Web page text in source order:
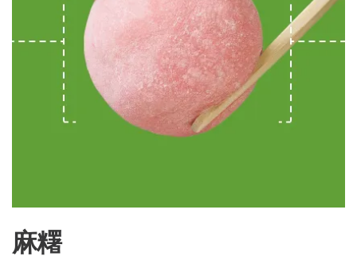
麻糬